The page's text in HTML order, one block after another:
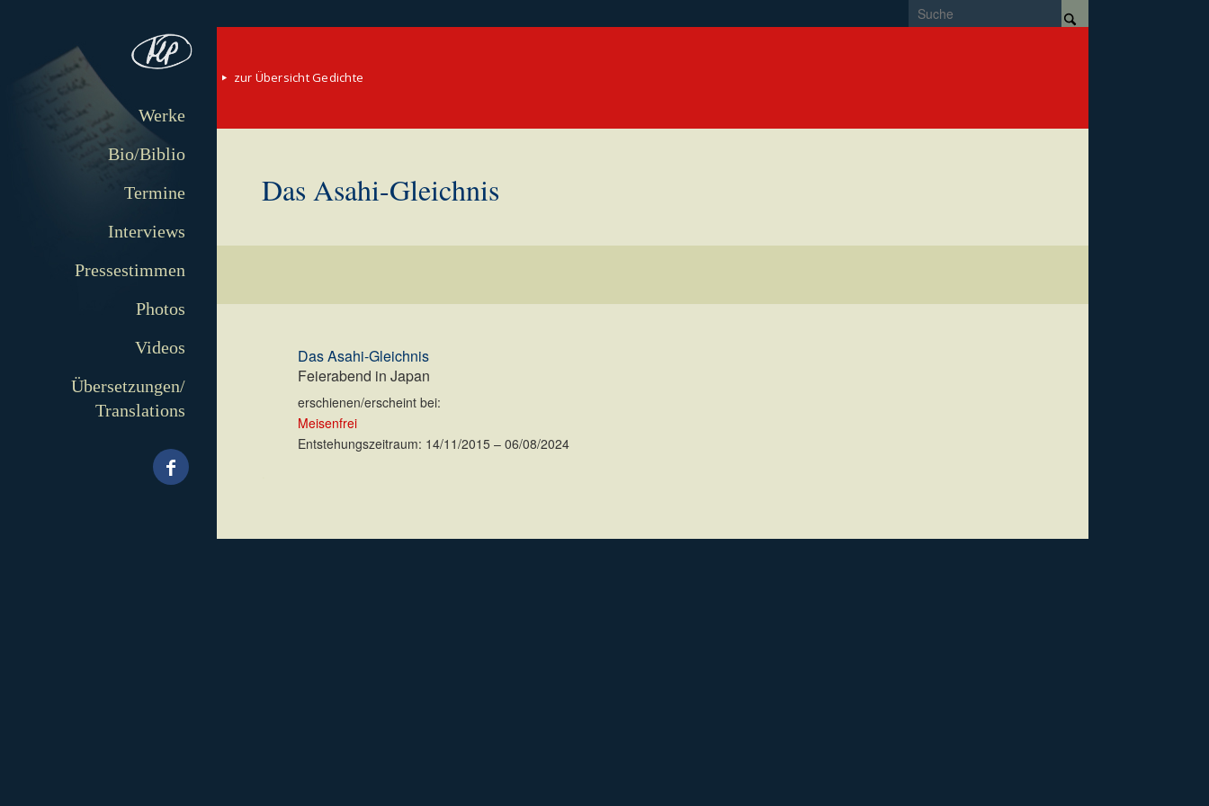
Werke
Bio/Biblio
Termine
Interviews
Pressestimmen
Photos
Videos
Übersetzungen/
Translations
zur Übersicht Gedichte
Das Asahi-Gleichnis
Das Asahi-Gleichnis
Feierabend in Japan
erschienen/erscheint bei:
Meisenfrei
Entstehungszeitraum: 14/11/2015 – 06/08/2024